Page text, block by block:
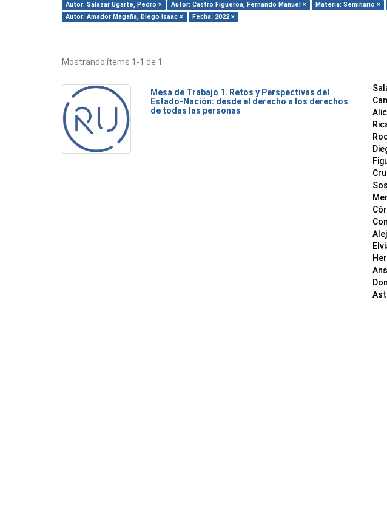
Autor: Salazar Ugarte, Pedro ×
Autor: Castro Figueroa, Fernando Manuel × Materia: Seminario ×
Autor: Amador Magaña, Diego Isaac ×
Fecha: 2022 ×
Mostrando ítems 1-1 de 1
Mesa de Trabajo 1. Retos y Perspectivas del
Estado-Nación: desde el derecho a los derechos
de todas las personas